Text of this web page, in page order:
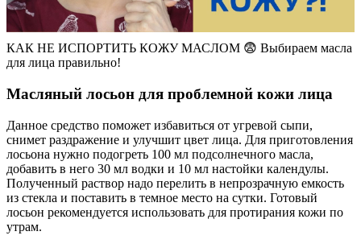
КАК НЕ ИСПОРТИТЬ КОЖУ МАСЛОМ 😨 Выбираем масла
для лица правильно!
Масляный лосьон для проблемной кожи лица
Данное средство поможет избавиться от угревой сыпи,
снимет раздражение и улучшит цвет лица. Для приготовления
лосьона нужно подогреть 100 мл подсолнечного масла,
добавить в него 30 мл водки и 10 мл настойки календулы.
Полученный раствор надо перелить в непрозрачную емкость
из стекла и поставить в темное место на сутки. Готовый
лосьон рекомендуется использовать для протирания кожи по
утрам.